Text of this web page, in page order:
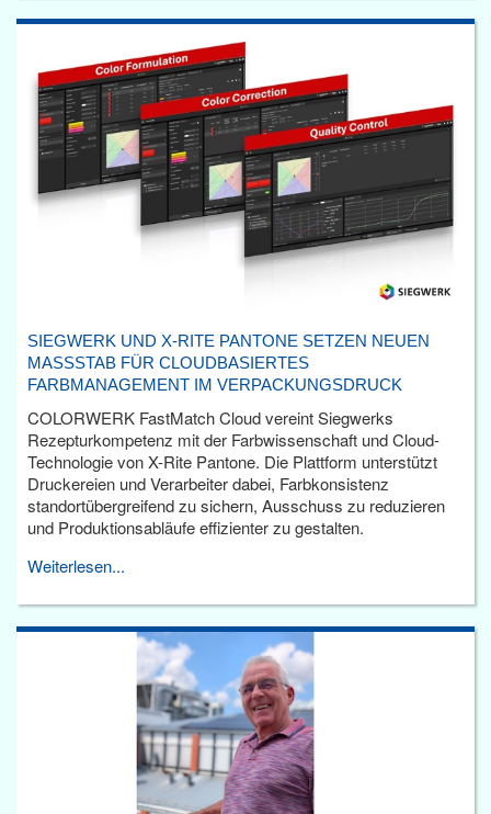
SIEGWERK UND X-RITE PANTONE SETZEN NEUEN
MASSSTAB FÜR CLOUDBASIERTES F
ARBMANAGEMENT IM VERPACKUNGSDRUCK
COLORWERK FastMatch Cloud vereint Siegwerks
Rezepturkompetenz mit der Farbwissenschaft und Cloud-
Technologie von X-Rite Pantone. Die Plattform unterstützt
Druckereien und Verarbeiter dabei, Farbkonsistenz
standortübergreifend zu sichern, Ausschuss zu reduzieren
und Produktionsabläufe effizienter zu gestalten.
Weiterlesen...